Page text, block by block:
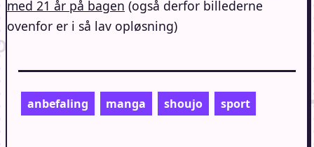
med 21 år på bagen (også derfor billederne
ovenfor er i så lav opløsning)
anbefaling manga shoujo sport